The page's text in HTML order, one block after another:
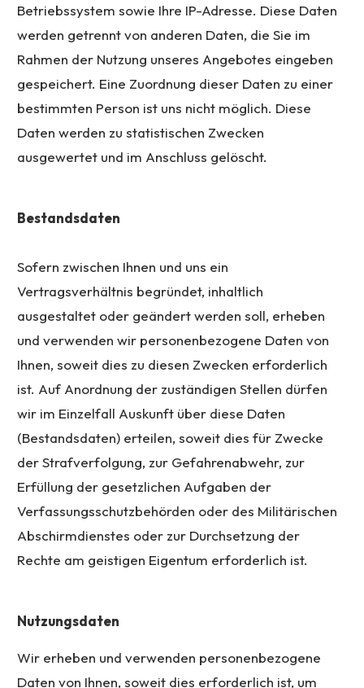
Betriebssystem sowie Ihre IP-Adresse. Diese Daten
werden getrennt von anderen Daten, die Sie im
Rahmen der Nutzung unseres Angebotes eingeben
gespeichert. Eine Zuordnung dieser Daten zu einer
bestimmten Person ist uns nicht möglich. Diese
Daten werden zu statistischen Zwecken
ausgewertet und im Anschluss gelöscht.
Bestandsdaten
Sofern zwischen Ihnen und uns ein
Vertragsverhältnis begründet, inhaltlich
ausgestaltet oder geändert werden soll, erheben
und verwenden wir personenbezogene Daten von
Ihnen, soweit dies zu diesen Zwecken erforderlich
ist. Auf Anordnung der zuständigen Stellen dürfen
wir im Einzelfall Auskunft über diese Daten
(Bestandsdaten) erteilen, soweit dies für Zwecke
der Strafverfolgung, zur Gefahrenabwehr, zur
Erfüllung der gesetzlichen Aufgaben der
Verfassungsschutzbehörden oder des Militärischen
Abschirmdienstes oder zur Durchsetzung der
Rechte am geistigen Eigentum erforderlich ist.
Nutzungsdaten
Wir erheben und verwenden personenbezogene
Daten von Ihnen, soweit dies erforderlich ist, um